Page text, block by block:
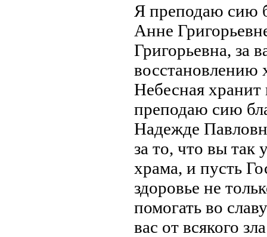
Я преподаю сию
Анне
Григорьевна, за
восстановлению
Небесная
преподаю сию
Надежде
за то, что вы так
храма, и пусть
здоровье не
помогать во
вас от всякого